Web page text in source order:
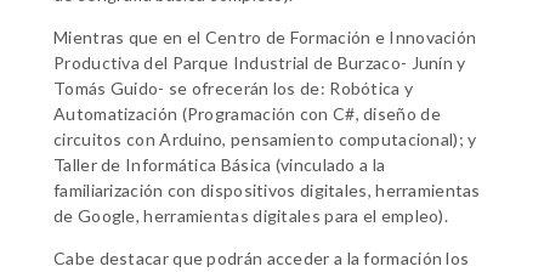
Mientras que en el Centro de Formación e Innovación
Productiva del Parque Industrial de Burzaco- Junín y
Tomás Guido- se ofrecerán los de: Robótica y
Automatización (Programación con C#, diseño de
circuitos con Arduino, pensamiento computacional); y
Taller de Informática Básica (vinculado a la
familiarización con dispositivos digitales, herramientas
de Google, herramientas digitales para el empleo).
Cabe destacar que podrán acceder a la formación los